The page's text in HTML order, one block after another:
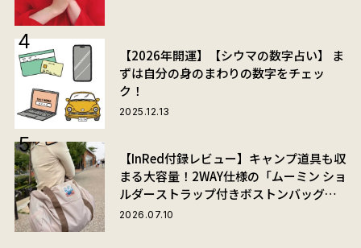
【2026年開運】【シウマの数字占い】 ま
ずは自分の身のまわりの数字をチェッ
ク！
2025.12.13
【InRed付録レビュー】キャンプ道具も収
まる大容量！2WAY仕様の「ムーミン ショ
ルダーストラップ付きボストンバッグ」
が夏旅におすすめな理由
2026.07.10